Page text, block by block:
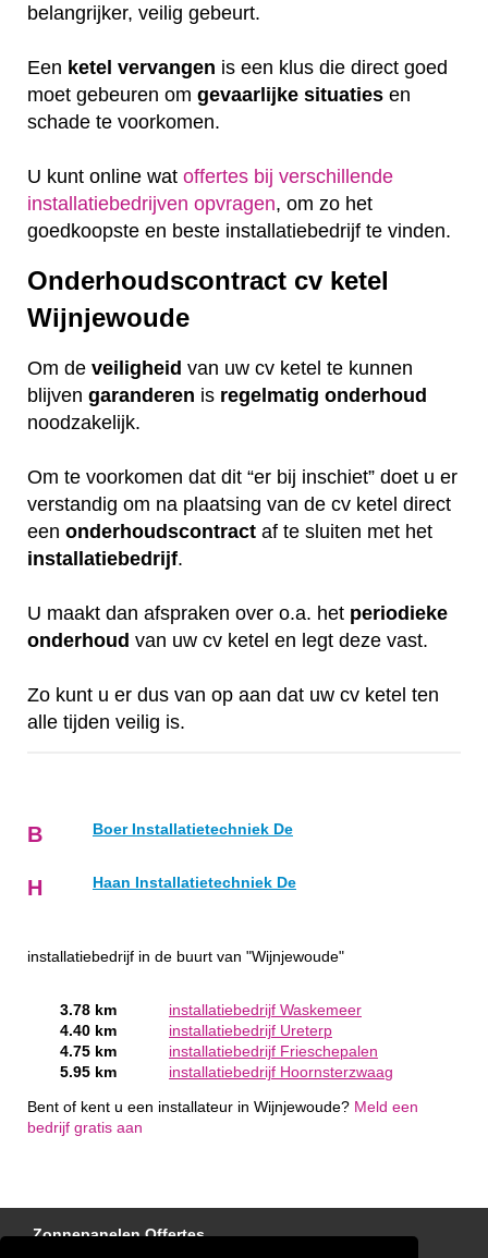
belangrijker, veilig gebeurt.
Een ketel vervangen is een klus die direct goed
moet gebeuren om gevaarlijke situaties en
schade te voorkomen.
U kunt online wat offertes bij verschillende
installatiebedrijven opvragen, om zo het
goedkoopste en beste installatiebedrijf te vinden.
Onderhoudscontract cv ketel
Wijnjewoude
Om de veiligheid van uw cv ketel te kunnen
blijven garanderen is regelmatig onderhoud
noodzakelijk.
Om te voorkomen dat dit “er bij inschiet” doet u er
verstandig om na plaatsing van de cv ketel direct
een onderhoudscontract af te sluiten met het
installatiebedrijf.
U maakt dan afspraken over o.a. het periodieke
onderhoud van uw cv ketel en legt deze vast.
Zo kunt u er dus van op aan dat uw cv ketel ten
alle tijden veilig is.
B Boer Installatietechniek De
H Haan Installatietechniek De
installatiebedrijf in de buurt van "Wijnjewoude"
3.78 km
installatiebedrijf Waskemeer
4.40 km
installatiebedrijf Ureterp
4.75 km
installatiebedrijf Frieschepalen
5.95 km
installatiebedrijf Hoornsterzwaag
Bent of kent u een installateur in Wijnjewoude? Meld een
bedrijf gratis aan
Zonnepanelen Offertes